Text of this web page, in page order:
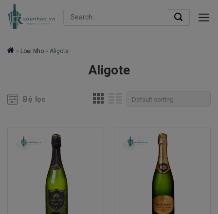
Skip
Search
» Loại Nho » Aligote
Aligote
Bộ lọc